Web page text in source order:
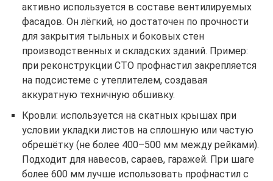
активно используется в составе вентилируемых
фасадов. Он лёгкий, но достаточен по прочности
для закрытия тыльных и боковых стен
производственных и складских зданий. Пример:
при реконструкции СТО профнастил закрепляется
на подсистеме с утеплителем, создавая
аккуратную техничную обшивку.
Кровли: используется на скатных крышах при
условии укладки листов на сплошную или частую
обрешётку (не более 400–500 мм между рейками).
Подходит для навесов, сараев, гаражей. При шаге
более 600 мм лучше использовать профнастил с